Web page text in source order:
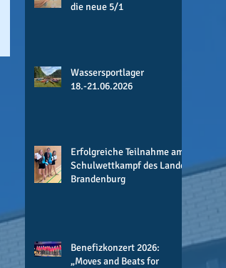
die neue 5/1
Wassersportlager
18.-21.06.2026
Erfolgreiche Teilnahme am
Schulwettkampf des Landes
Brandenburg
Benefizkonzert 2026:
„Moves and Beats for